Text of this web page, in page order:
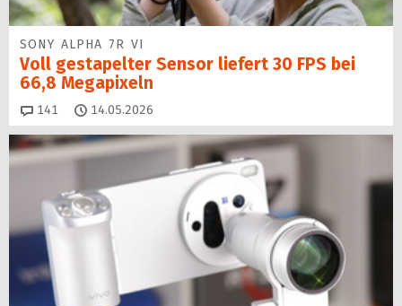
SONY ALPHA 7R VI
Voll gestapelter Sensor liefert 30 FPS bei
66,8 Megapixeln
141 Kommentare
14.05.2026